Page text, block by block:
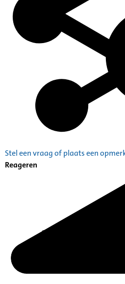
Stel een vraag of plaats een
Reageren